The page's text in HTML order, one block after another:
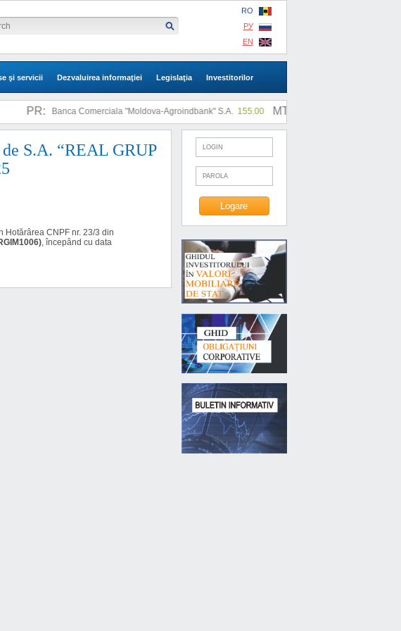
RO
РУ
EN
şi servicii Dezvaluirea informaţiei Legislaţia Investitorilor
PR: Banca Comerciala "Moldova-Agroindbank" S.A. 155.00 MTF: |
S.A. “REAL GRUP
Hotărârea CNPF nr. 23/3 din
, începând cu data